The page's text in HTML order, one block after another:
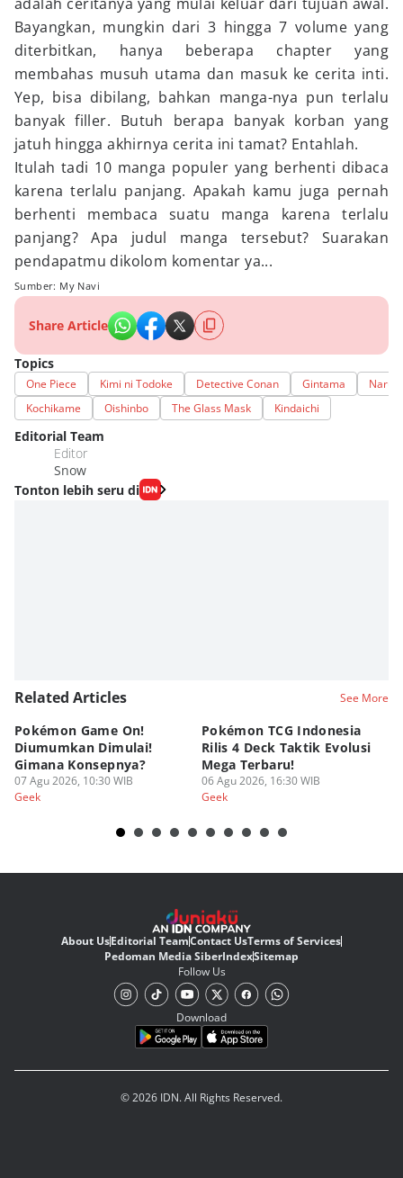
Bayangkan, mungkin dari 3 hingga 7 volume yang
diterbitkan, hanya beberapa chapter yang
membahas musuh utama dan masuk ke cerita inti.
Yep, bisa dibilang, bahkan manga-nya pun terlalu
banyak filler. Butuh berapa banyak korban yang
jatuh hingga akhirnya cerita ini tamat? Entahlah.
Itulah tadi 10 manga populer yang berhenti dibaca
karena terlalu panjang. Apakah kamu juga pernah
berhenti membaca suatu manga karena terlalu
panjang? Apa judul manga tersebut? Suarakan
pendapatmu dikolom komentar ya...
Sumber: My Navi
Share Article
Topics
One Piece Kimi ni Todoke Detective Conan Gintama
Naruto
Kochikame
Oishinbo The Glass Mask Kindaichi
Editorial Team
Editor
Snow
Tonton lebih seru di
Related Articles See More
Pokémon Game On!
Diumumkan Dimulai!
Gimana Konsepnya?
07 Agu 2026, 10:30 WIB
Geek
Pokémon TCG Indonesia
Rilis 4 Deck Taktik Evolusi
Mega Terbaru!
06 Agu 2026, 16:30 WIB
Geek
About UsEditorial TeamContact UsTerms of Services
Pedoman Media SiberIndexSitemap
Follow Us
Download
© 2026 IDN. All Rights Reserved.